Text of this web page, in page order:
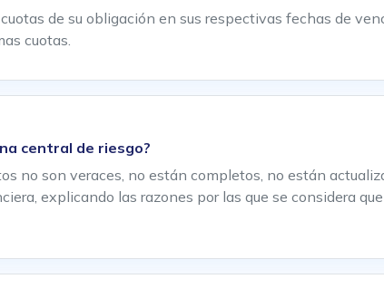
de su obligación en sus respectivas fechas de
cuotas.
central de riesgo?
no son veraces, no están completos, no están
explicando las razones por las que se considera